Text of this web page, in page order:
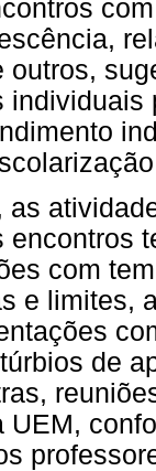
outros,
as
encontros
com
e limites,
de
UEM,